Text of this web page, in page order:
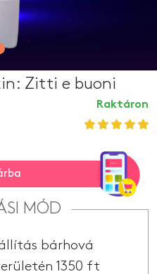
Zitti e buoni
Raktáron
MÓD
bárhová
1350 ft